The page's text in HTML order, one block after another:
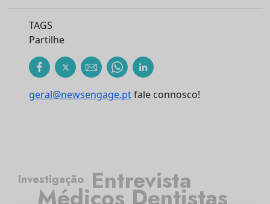
TAGS
Partilhe
geral@newsengage.ptfale connosco!
Entrevista
Investigação